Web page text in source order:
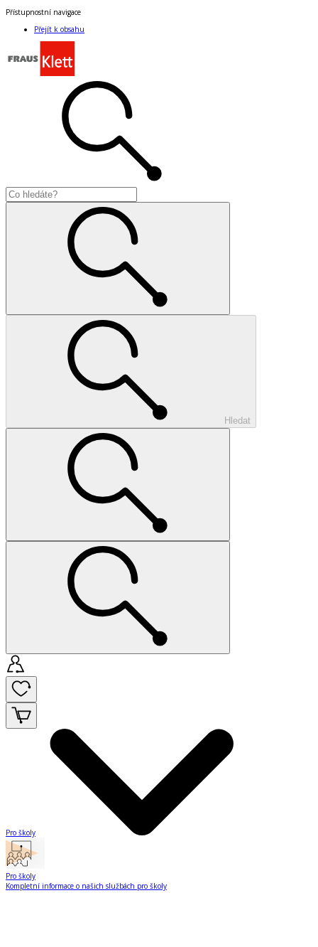
Přístupnostní navigace
Přejít k obsahu
Hledat
Pro školy
Pro školy
Kompletní informace o našich službách pro školy